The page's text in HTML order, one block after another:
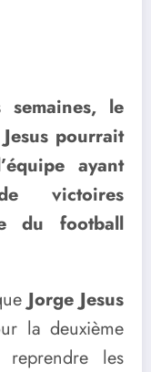
le
pourrait
ayant
victoires
du football
Jorge Jesus
la deuxième
les